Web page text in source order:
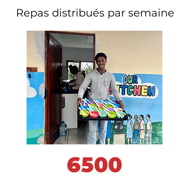
Repas distribués par semaine
6500